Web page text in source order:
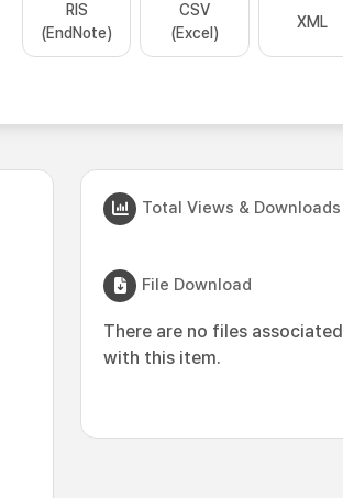
RIS
(EndNote)
CSV
(Excel)
XML
Total Views & Downloads
File Download
There are no files associated
with this item.